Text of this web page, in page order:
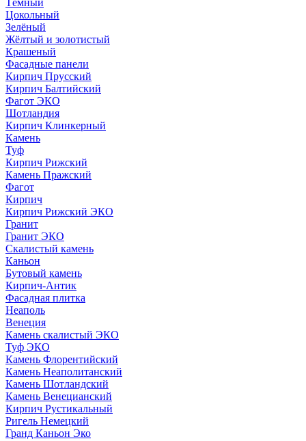
Тёмный
Цокольный
Зелёный
Жёлтый и золотистый
Крашеный
Фасадные панели
Кирпич Прусский
Кирпич Балтийский
Фагот ЭКО
Шотландия
Кирпич Клинкерный
Камень
Туф
Кирпич Рижский
Камень Пражский
Фагот
Кирпич
Кирпич Рижский ЭКО
Гранит
Гранит ЭКО
Скалистый камень
Каньон
Бутовый камень
Кирпич-Антик
Фасадная плитка
Неаполь
Венеция
Камень скалистый ЭКО
Туф ЭКО
Камень Флорентийский
Камень Неаполитанский
Камень Шотландский
Камень Венецианский
Кирпич Рустикальный
Ригель Немецкий
Гранд Каньон Эко